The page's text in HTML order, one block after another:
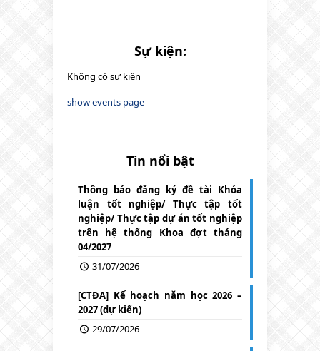
Sự kiện:
Không có sự kiện
show events page
Tin nổi bật
Thông báo đăng ký đề tài Khóa
luận tốt nghiệp/ Thực tập tốt
nghiệp/ Thực tập dự án tốt nghiệp
trên hệ thống Khoa đợt tháng
04/2027
31/07/2026
[CTĐA] Kế hoạch năm học 2026 –
2027 (dự kiến)
29/07/2026